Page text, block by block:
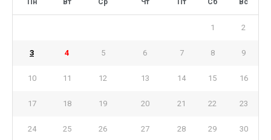
1 2
3 4 5 6 7 8 9
10 11 12 13 14 15 16
17 18 19 20 21 22 23
24 25 26 27 28 29 30